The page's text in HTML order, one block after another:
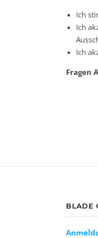
Ich
Ich
Ich
Fragen
BLADE